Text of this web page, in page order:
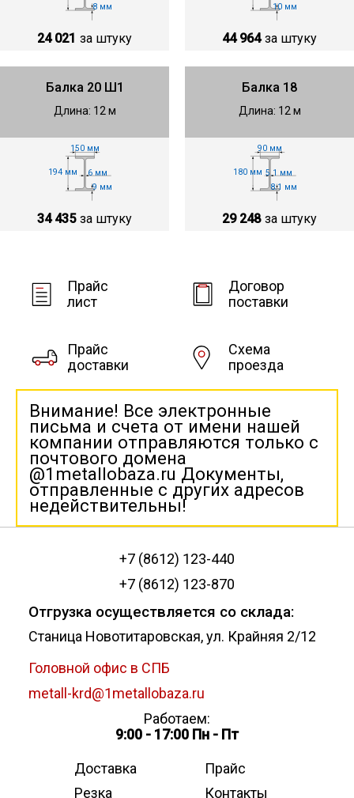
8 мм
24 021 за штуку
10 мм
44 964 за штуку
Балка 20 Ш1
Длина: 12 м
194 мм
150 мм
6 мм
9 мм
34 435 за штуку
Балка 18
Длина: 12 м
180 мм
90 мм
5.1 мм
8.1 мм
29 248 за штуку
Прайс
лист
Договор
поставки
Прайс
доставки
Схема
проезда
Внимание! Все электронные
письма и счета от имени нашей
компании отправляются только с
почтового домена
@1metallobaza.ru Документы,
отправленные с других адресов
недействительны!
+7 (8612) 123-440
+7 (8612) 123-870
Отгрузка осуществляется со склада:
Станица Новотитаровская, ул. Крайняя 2/12
Головной офис в СПБ
metall-krd@1metallobaza.ru
Работаем:
9:00 - 17:00 Пн - Пт
Доставка
Прайс
Резка
Контакты